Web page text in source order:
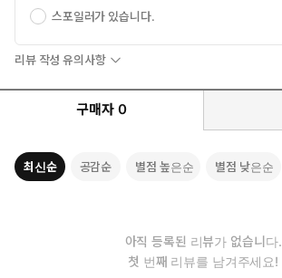
스포일러가 있습니다.
리뷰 작성 유의사항
구매자 0
최신순 공감순 별점 높은순 별점 낮은순
아직 등록된 리뷰가 없습니다.
첫 번째 리뷰를 남겨주세요!